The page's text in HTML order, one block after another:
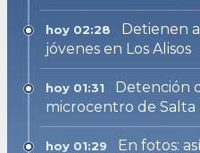
hoy 02:28
Detienen
jóvenes en Los Alisos
hoy 01:31
Detención
microcentro de
hoy 01:29
En fotos: